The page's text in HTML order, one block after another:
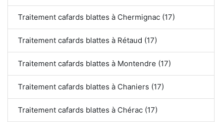
Traitement cafards blattes à Chermignac (17)
Traitement cafards blattes à Rétaud (17)
Traitement cafards blattes à Montendre (17)
Traitement cafards blattes à Chaniers (17)
Traitement cafards blattes à Chérac (17)